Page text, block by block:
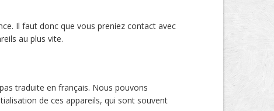
Il faut donc que vous preniez contact avec
au plus vite.
traduite en français. Nous pouvons
de ces appareils, qui sont souvent